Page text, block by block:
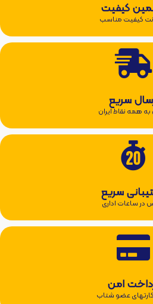
کیفیت
کیفیت مناسب
سریع
به همه نقاط ایران
سریع
در ساعات اداری
امن
عضو شتاب